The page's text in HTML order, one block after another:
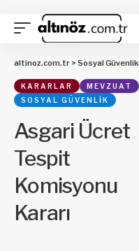
altinoz.com.tr > Sosyal Güvenlik
KARARLAR
MEVZUAT
SOSYAL GÜVENLIK
Asgari Ücret
Tespit
Komisyonu
Kararı